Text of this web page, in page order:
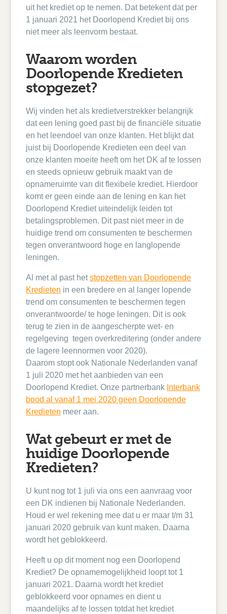
uit het krediet op te nemen. Dat betekent dat per
1 januari 2021 het Doorlopend Krediet bij ons
niet meer als leenvorm bestaat.
Waarom worden
Doorlopende Kredieten
stopgezet?
Wij vinden het als kredietverstrekker belangrijk
dat een lening goed past bij de financiële situatie
en het leendoel van onze klanten. Het blijkt dat
juist bij Doorlopende Kredieten een deel van
onze klanten moeite heeft om het DK af te lossen
en steeds opnieuw gebruik maakt van de
opnameruimte van dit flexibele krediet. Hierdoor
komt er geen einde aan de lening en kan het
Doorlopend Krediet uiteindelijk leiden tot
betalingsproblemen. Dit past niet meer in de
huidige trend om consumenten te beschermen
tegen onverantwoord hoge en langlopende
leningen.
Al met al past hetstopzetten van Doorlopende
Kredieten in een bredere en al langer lopende
trend om consumenten te beschermen tegen
onverantwoorde/ te hoge leningen. Dit is ook
terug te zien in de aangescherpte wet- en
regelgeving tegen overkreditering (onder andere
de lagere leennormen voor 2020).
Daarom stopt ook Nationale Nederlanden vanaf
1 juli 2020 met het aanbieden van een
Doorlopend Krediet. Onze partnerbank Interbank
bood al vanaf 1 mei 2020 geen Doorlopende
Kredieten meer aan.
Wat gebeurt er met de
huidige Doorlopende
Kredieten?
U kunt nog tot 1 juli via ons een aanvraag voor
een DK indienen bij Nationale Nederlanden.
Houd er wel rekening mee dat u er maar t/m 31
januari 2020 gebruik van kunt maken. Daarna
wordt het geblokkeerd.
Heeft u op dit moment nog een Doorlopend
Krediet? De opnamemogelijkheid loopt tot 1
januari 2021. Daarna wordt het krediet
geblokkeerd voor opnames en dient u
maandelijks af te lossen totdat het krediet